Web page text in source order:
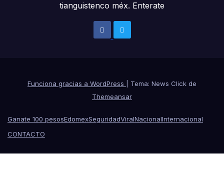
tianguistenco méx. Enterate
Funciona gracias a WordPress
Tema: News Click de
Themeansar
Ganate 100 pesosEdomexSeguridadViralNacionalInternacional
CONTACTO